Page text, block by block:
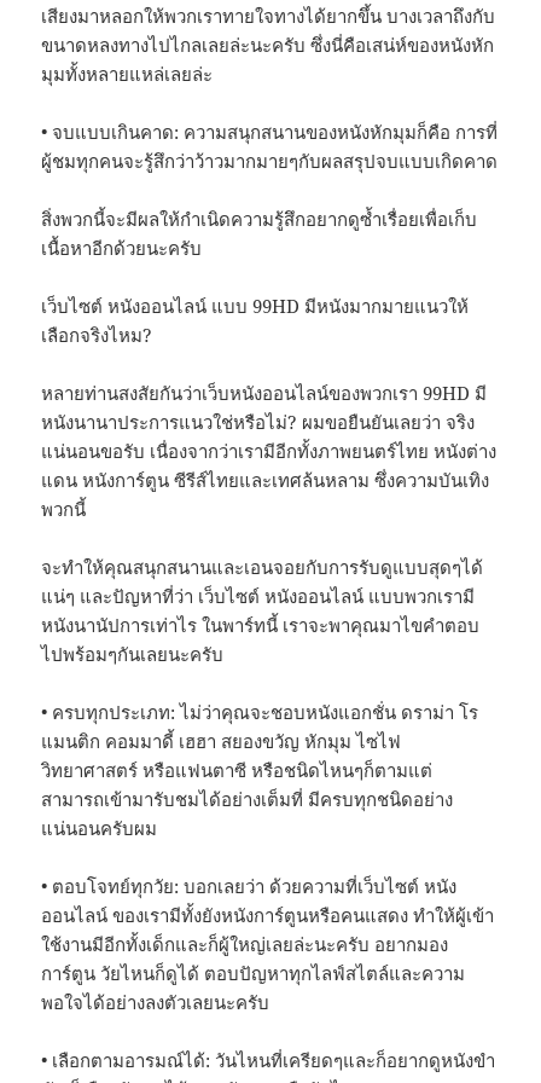
เสียงมาหลอกให้พวกเราทายใจทางได้ยากขึ้น บางเวลาถึงกับ
ขนาดหลงทางไปไกลเลยล่ะนะครับ ซึ่งนี่คือเสน่ห์ของหนังหัก
มุมทั้งหลายแหล่เลยล่ะ
• จบแบบเกินคาด: ความสนุกสนานของหนังหักมุมก็คือ การที่
ผู้ชมทุกคนจะรู้สึกว่าว้าวมากมายๆกับผลสรุปจบแบบเกิดคาด
สิ่งพวกนี้จะมีผลให้กำเนิดความรู้สึกอยากดูซ้ำเรื่อยเพื่อเก็บ
เนื้อหาอีกด้วยนะครับ
เว็บไซต์ หนังออนไลน์ แบบ 99HD มีหนังมากมายแนวให้
เลือกจริงไหม?
หลายท่านสงสัยกันว่าเว็บหนังออนไลน์ของพวกเรา 99HD มี
หนังนานาประการแนวใช่หรือไม่? ผมขอยืนยันเลยว่า จริง
แน่นอนขอรับ เนื่องจากว่าเรามีอีกทั้งภาพยนตร์ไทย หนังต่าง
แดน หนังการ์ตูน ซีรีส์ไทยและเทศล้นหลาม ซึ่งความบันเทิง
พวกนี้
จะทำให้คุณสนุกสนานและเอนจอยกับการรับดูแบบสุดๆได้
แน่ๆ และปัญหาที่ว่า เว็บไซต์ หนังออนไลน์ แบบพวกเรามี
หนังนานัปการเท่าไร ในพาร์ทนี้ เราจะพาคุณมาไขคำตอบ
ไปพร้อมๆกันเลยนะครับ
• ครบทุกประเภท: ไม่ว่าคุณจะชอบหนังแอกชั่น ดราม่า โร
แมนติก คอมมาดี้ เฮฮา สยองขวัญ หักมุม ไซไฟ
วิทยาศาสตร์ หรือแฟนตาซี หรือชนิดไหนๆก็ตามแต่
สามารถเข้ามารับชมได้อย่างเต็มที่ มีครบทุกชนิดอย่าง
แน่นอนครับผม
• ตอบโจทย์ทุกวัย: บอกเลยว่า ด้วยความที่เว็บไซต์ หนัง
ออนไลน์ ของเรามีทั้งยังหนังการ์ตูนหรือคนแสดง ทำให้ผู้เข้า
ใช้งานมีอีกทั้งเด็กและก็ผู้ใหญ่เลยล่ะนะครับ อยากมอง
การ์ตูน วัยไหนก็ดูได้ ตอบปัญหาทุกไลฟ์สไตล์และความ
พอใจได้อย่างลงตัวเลยนะครับ
• เลือกตามอารมณ์ได้: วันไหนที่เครียดๆและก็อยากดูหนังขำ